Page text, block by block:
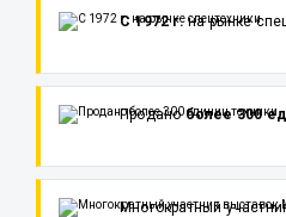
С 1972 г.на рынке
Проданоболее 300
Многократный